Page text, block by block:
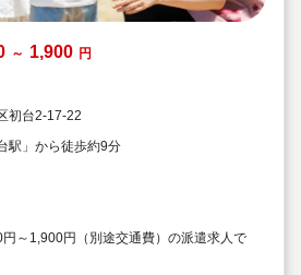
～ 1,900 円
初台2-17-22
駅」から徒歩約9分
～1,900円（別途交通費）の派遣求人で